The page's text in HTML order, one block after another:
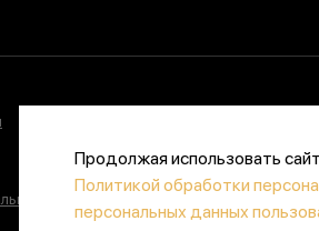
данных
Продолжая использовать
Политикой обработки
персональных данных